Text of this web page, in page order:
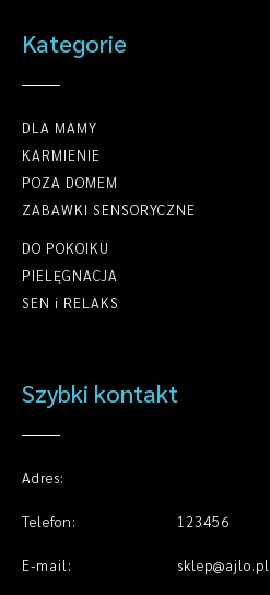
Kategorie
DLA MAMY
KARMIENIE
POZA DOMEM
ZABAWKI SENSORYCZNE
DO POKOIKU
PIELĘGNACJA
SEN i RELAKS
Szybki kontakt
Adres:
Telefon: 123456
E-mail: sklep@ajlo.pl